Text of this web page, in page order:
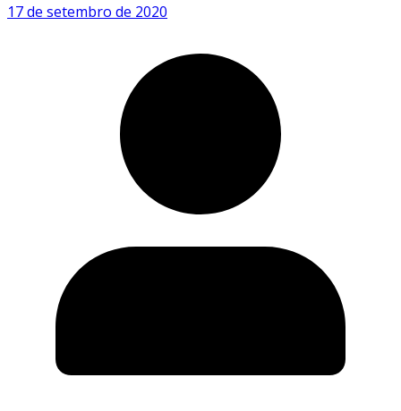
17 de setembro de 2020